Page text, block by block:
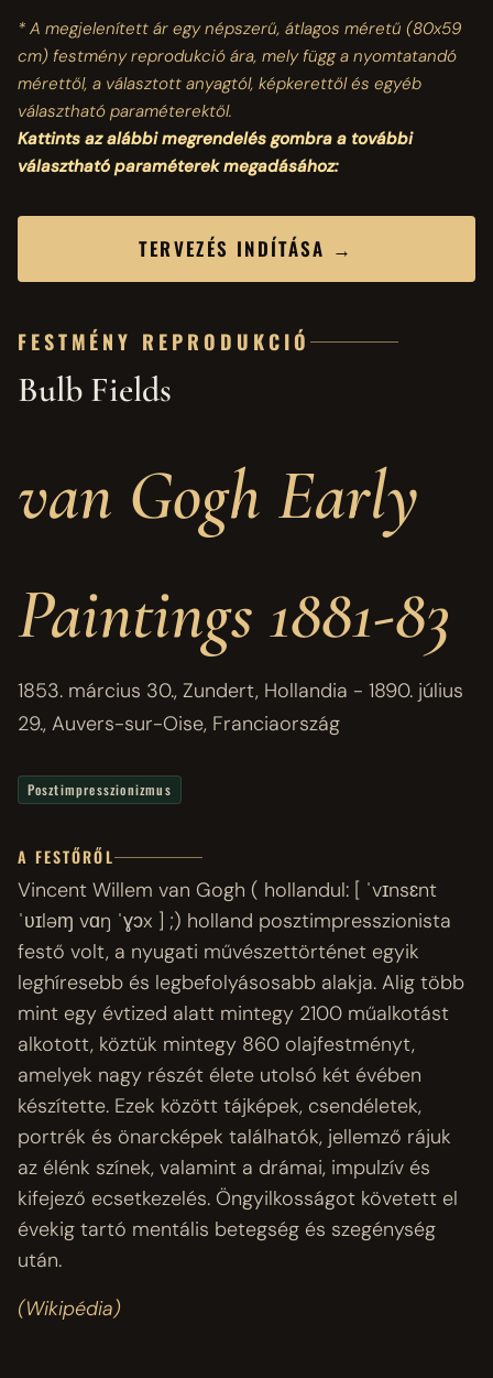
* A megjelenített ár egy népszerű, átlagos méretű (80x59
cm)festmény reprodukció ára, mely függ a nyomtatandó
mérettől, a választott anyagtól, képkerettől és egyéb
választható paraméterektől.
Kattints az alábbi megrendelés gombra a további
választható paraméterek megadásához:
TERVEZÉS INDÍTÁSA →
FESTMÉNY REPRODUKCIÓ
Bulb Fields
van Gogh Early
Paintings 1881-83
1853. március 30., Zundert, Hollandia - 1890. július
29., Auvers-sur-Oise, Franciaország
Posztimpresszionizmus
A FESTŐRŐL
Vincent Willem van Gogh ( hollandul: [ ˈvɪnsɛnt
ˈʋɪləɱ vɑŋ ˈɣɔx ] ;) holland posztimpresszionista
festő volt, a nyugati művészettörténet egyik
leghíresebb és legbefolyásosabb alakja. Alig több
mint egy évtized alatt mintegy 2100 műalkotást
alkotott, köztük mintegy 860 olajfestményt,
amelyek nagy részét élete utolsó két évében
készítette. Ezek között tájképek, csendéletek,
portrék és önarcképek találhatók, jellemző rájuk
az élénk színek, valamint a drámai, impulzív és
kifejező ecsetkezelés. Öngyilkosságot követett el
évekig tartó mentális betegség és szegénység
után.
(Wikipédia)